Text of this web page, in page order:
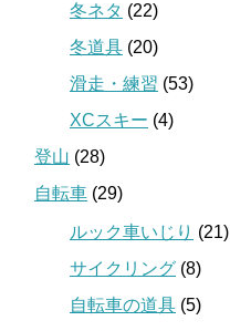
冬ネタ (22)
冬道具 (20)
滑走・練習 (53)
XCスキー (4)
登山 (28)
自転車 (29)
ルック車いじり (21)
サイクリング (8)
自転車の道具 (5)